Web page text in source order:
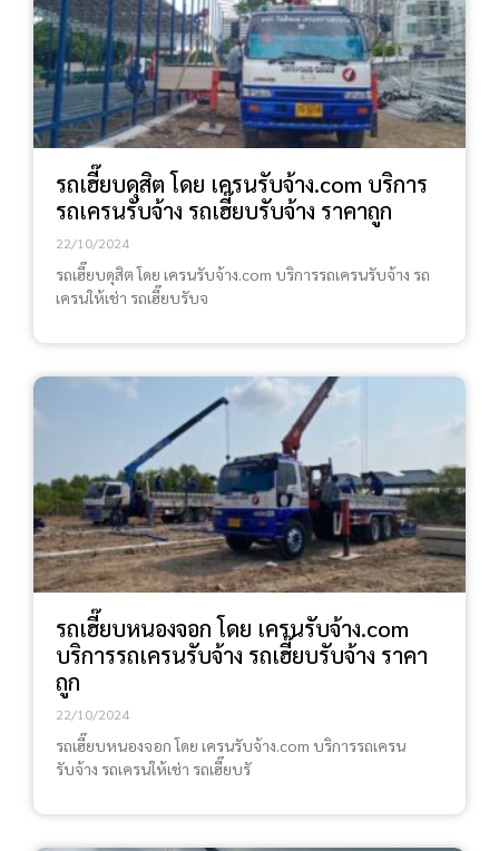
รถเฮี๊ยบดุสิต โดย เครนรับจ้าง.com บริการ
รถเครนรับจ้าง รถเฮี๊ยบรับจ้าง ราคาถูก
22/10/2024
รถเฮี๊ยบดุสิต โดย เครนรับจ้าง.com บริการรถเครนรับจ้าง รถ
เครนให้เช่า รถเฮี๊ยบรับจ
รถเฮี๊ยบหนองจอก โดย เครนรับจ้าง.com
บริการรถเครนรับจ้าง รถเฮี๊ยบรับจ้าง ราคา
ถูก
22/10/2024
รถเฮี๊ยบหนองจอก โดย เครนรับจ้าง.com บริการรถเครน
รับจ้าง รถเครนให้เช่า รถเฮี๊ยบรั